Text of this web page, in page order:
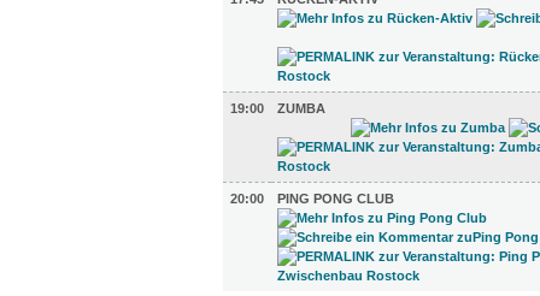
19:00 ZUMBA
20:00 PING PONG CLUB